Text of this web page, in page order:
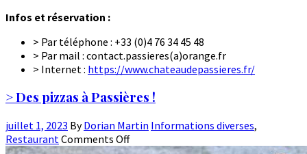
Infos et réservation :
> Par téléphone : +33 (0)4 76 34 45 48
> Par mail : contact.passieres(a)orange.fr
> Internet : https://www.chateaudepassieres.fr/
> Des pizzas à Passières !
juillet 1, 2023 ByDorian Martin Informations diverses,
RestaurantComments Off